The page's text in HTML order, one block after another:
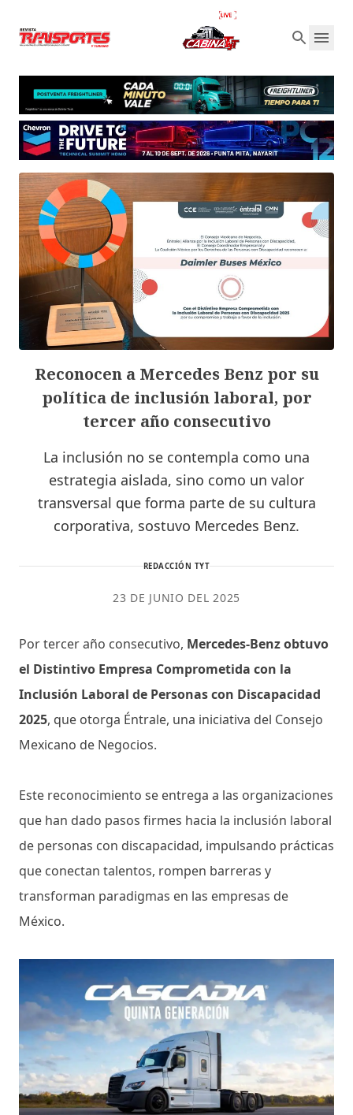
Reconocen a Mercedes Benz por su
política de inclusión laboral, por
tercer año consecutivo
La inclusión no se contempla como una
estrategia aislada, sino como un valor
transversal que forma parte de su cultura
corporativa, sostuvo Mercedes Benz.
REDACCIÓN TYT
23 DE JUNIO DEL 2025
Por tercer año consecutivo, Mercedes-Benz obtuvo
el Distintivo Empresa Comprometida con la
Inclusión Laboral de Personas con Discapacidad
2025, que otorga Éntrale, una iniciativa del Consejo
Mexicano de Negocios.
Este reconocimiento se entrega a las organizaciones
que han dado pasos firmes hacia la inclusión laboral
de personas con discapacidad, impulsando prácticas
que conectan talentos, rompen barreras y
transforman paradigmas en las empresas de
México.